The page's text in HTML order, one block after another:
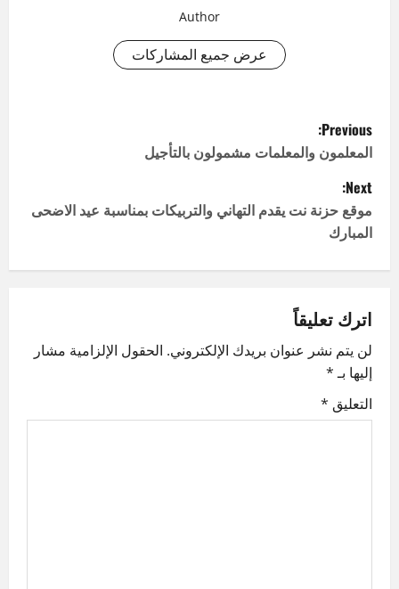
Author
عرض جميع المشاركات
P
o
s
t
n
a
v
i
g
Previous:
المعلمون والمعلمات مشمولون بالتأجيل
Next:
موقع حزنة نت يقدم التهاني والتربيكات بمناسبة عيد الاضحى
المبارك
اترك تعليقاً
لن يتم نشر عنوان بريدك الإلكتروني. الحقول الإلزامية مشار
إليها بـ*
التعليق *